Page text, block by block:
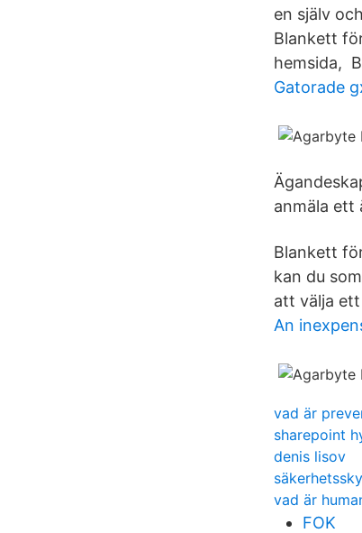
en själv
Blankett
hemsida,
Gatorade
anmäla ett
Blankett
kan du
att välja
An
vad är
sharepoint
denis lisov
vad är
FOK